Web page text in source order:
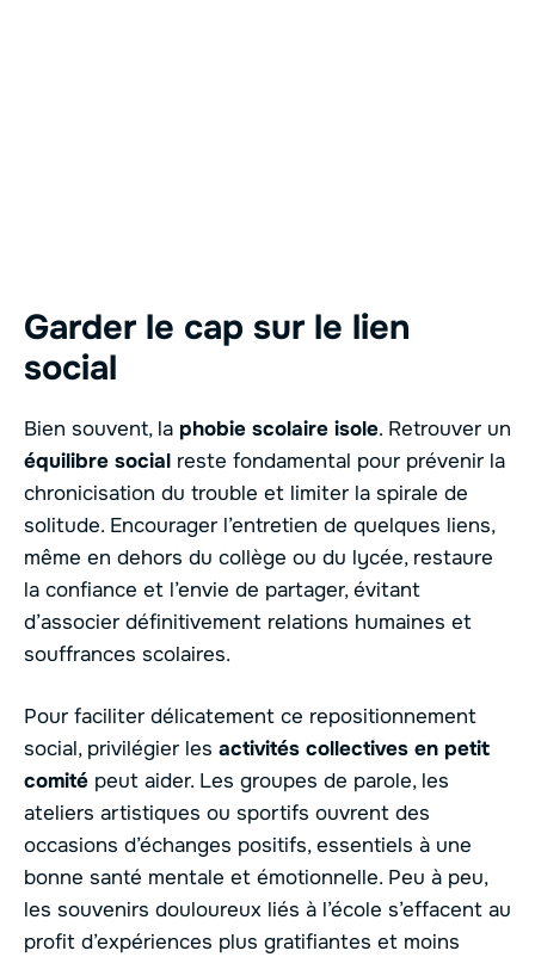
Garder le cap sur le lien
social
Bien souvent, la phobie scolaire isole. Retrouver un
équilibre social reste fondamental pour prévenir la
chronicisation du trouble et limiter la spirale de
solitude. Encourager l’entretien de quelques liens,
même en dehors du collège ou du lycée, restaure
la confiance et l’envie de partager, évitant
d’associer définitivement relations humaines et
souffrances scolaires.
Pour faciliter délicatement ce repositionnement
social, privilégier les activités collectives en petit
comité peut aider. Les groupes de parole, les
ateliers artistiques ou sportifs ouvrent des
occasions d’échanges positifs, essentiels à une
bonne santé mentale et émotionnelle. Peu à peu,
les souvenirs douloureux liés à l’école s’effacent au
profit d’expériences plus gratifiantes et moins